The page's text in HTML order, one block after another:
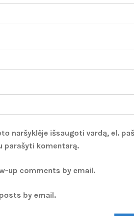
naršyklėje išsaugoti vardą, el.
parašyti komentarą.
up comments by email.
by email.